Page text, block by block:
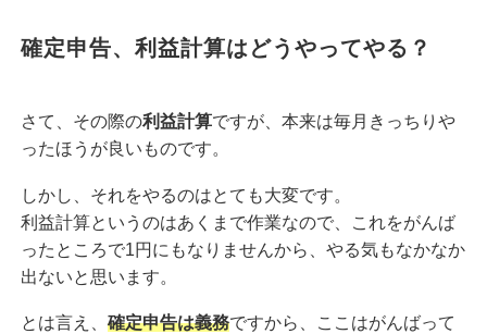
確定申告、利益計算はどうやってやる？
さて、その際の利益計算ですが、本来は毎月きっちりや
ったほうが良いものです。
しかし、それをやるのはとても大変です。
利益計算というのはあくまで作業なので、これをがんば
ったところで1円にもなりませんから、やる気もなかなか
出ないと思います。
とは言え、 確定申告は義務ですから、ここはがんばって